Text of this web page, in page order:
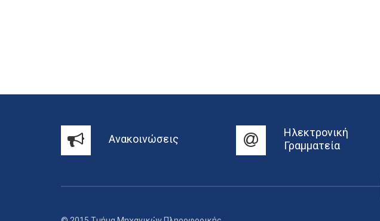
Ανακοινώσεις
Ηλεκτρονική
Γραμματεία